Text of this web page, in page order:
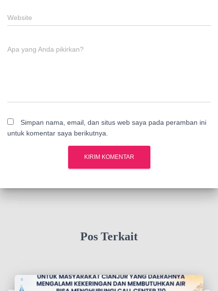
Website
Apa yang Anda pikirkan?
Simpan nama, email, dan situs web saya pada peramban ini
untuk komentar saya berikutnya.
Pos Terkait